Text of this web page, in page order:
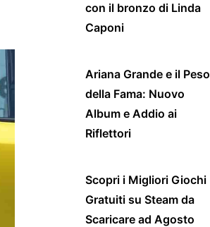
con il bronzo di Linda
Caponi
Ariana Grande e il Peso
della Fama: Nuovo
Album e Addio ai
Riflettori
Scopri i Migliori Giochi
Gratuiti su Steam da
Scaricare ad Agosto